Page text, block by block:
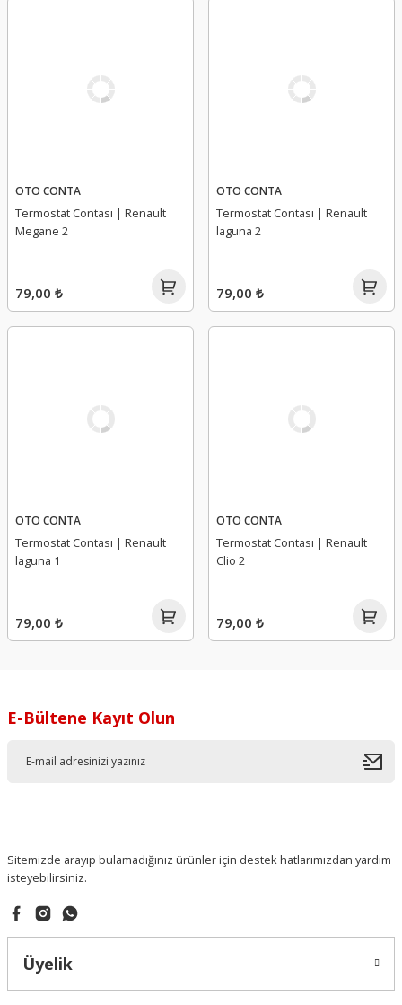
OTO CONTA
Termostat Contası | Renault
Megane 2
79,00 ₺
OTO CONTA
Termostat Contası | Renault
laguna 2
79,00 ₺
OTO CONTA
Termostat Contası | Renault
laguna 1
79,00 ₺
OTO CONTA
Termostat Contası | Renault
Clio 2
79,00 ₺
E-Bültene Kayıt Olun
Sitemizde arayıp bulamadığınız ürünler için destek hatlarımızdan yardım
isteyebilirsiniz.
Üyelik